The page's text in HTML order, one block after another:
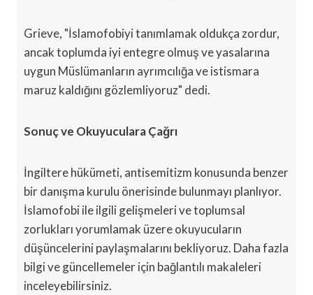
Grieve, "İslamofobiyi tanımlamak oldukça zordur,
ancak toplumda iyi entegre olmuş ve yasalarına
uygun Müslümanların ayrımcılığa ve istismara
maruz kaldığını gözlemliyoruz" dedi.
Sonuç ve Okuyuculara Çağrı
İngiltere hükümeti, antisemitizm konusunda benzer
bir danışma kurulu önerisinde bulunmayı planlıyor.
İslamofobi ile ilgili gelişmeleri ve toplumsal
zorlukları yorumlamak üzere okuyucuların
düşüncelerini paylaşmalarını bekliyoruz. Daha fazla
bilgi ve güncellemeler için bağlantılı makaleleri
inceleyebilirsiniz.